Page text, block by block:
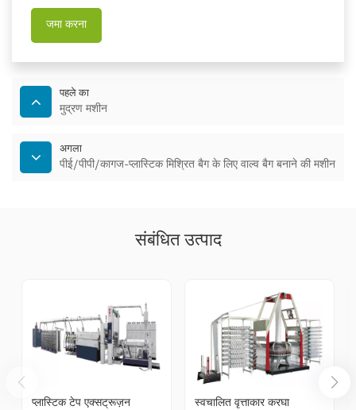
जमा करना
पहले का
मुद्रण मशीन
अगला
पीई/पीपी/कागज-प्लास्टिक मिश्रित बैग के लिए वाल्व बैग बनाने की मशीन
संबंधित उत्पाद
प्लास्टिक टेप एक्सट्रूज़न
स्वचालित वृत्ताकार करघा